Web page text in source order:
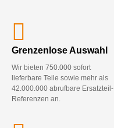
Grenzenlose Auswahl
Wir bieten 750.000 sofort
lieferbare Teile sowie mehr als
42.000.000 abrufbare Ersatzteil-
Referenzen an.